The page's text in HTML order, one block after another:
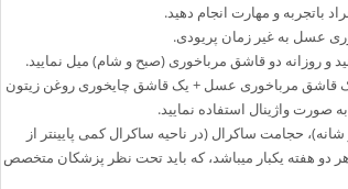
باتجربه و مهارت انجام دهید.
عسل به غیر زمان پریودی.
یک قاشق مرباخوری عسل + یک قاشق چایخوری روغن زیتون
درمان تکمیلی حجامت عام (مهره‎های پشت یا میان دو شانه)، حجامت ساکرال (در ناحیه ساکرال کمی پایین‎تر از
مهره‎های کمری کاملا بین دو باسن)، حجامت زیر شکم هر دو هفته یک‎بار می‎باشد، که باید تحت نظر پزشکان متخصص